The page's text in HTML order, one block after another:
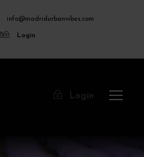
info@madridurbanvibes.com
Login
Login